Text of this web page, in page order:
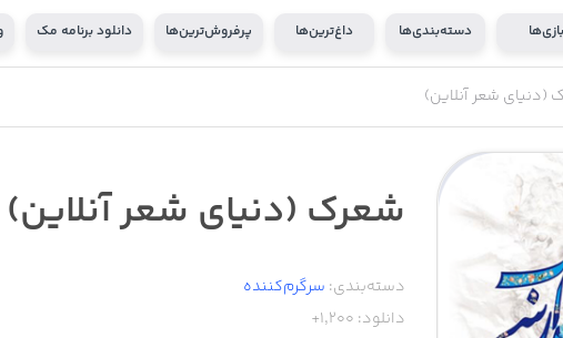
بازی‌ها دسته‌بندی‌ها داغ‌ترین‌ها پرفروش‌ترین‌ها دانلود برنامه مک
(دنیای شعر آنلاین)
شعرک (دنیای شعر آنلاین)
دسته‌بندی: سرگرم‌کننده
دانلود: 1,200+